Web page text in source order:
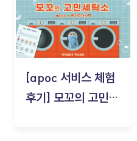
[apoc 서비스 체험
후기] 모꼬의 고민세